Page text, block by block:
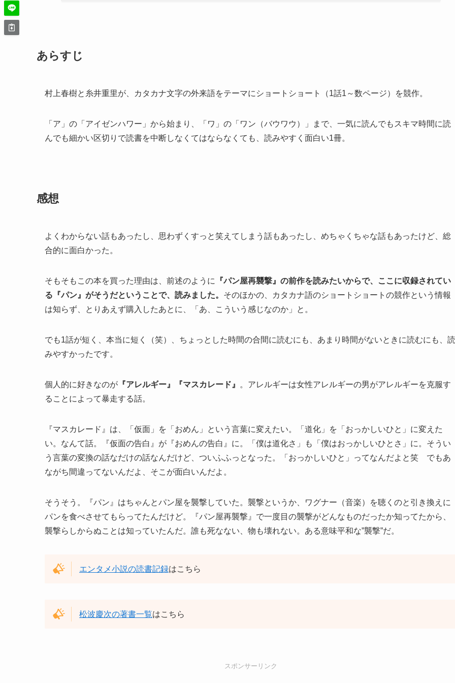
あらすじ
村上春樹と糸井重里が、カタカナ文字の外来語をテーマにショートショート（1話1～数ページ）を競作。
「ア」の「アイゼンハワー」から始まり、「ワ」の「ワン（バウワウ）」まで、一気に読んでもスキマ時間に読
んでも細かい区切りで読書を中断しなくてはならなくても、読みやすく面白い1冊。
感想
よくわからない話もあったし、思わずくすっと笑えてしまう話もあったし、めちゃくちゃな話もあったけど、総
合的に面白かった。
そもそもこの本を買った理由は、前述のように
『パン屋再襲撃』の前作を読みたいからで、ここに収録されてい
る『パン』がそうだということで、読みました。 そのほかの、カタカナ語のショートショートの競作という情報
は知らず、とりあえず購入したあとに、「あ、こういう感じなのか」と。
でも1話が短く、本当に短く（笑）、ちょっとした時間の合間に読むにも、あまり時間がないときに読むにも、読
みやすかったです。
個人的に好きなのが 『アレルギー』『マスカレード』
。アレルギーは女性アレルギーの男がアレルギーを克服す
ることによって暴走する話。
『マスカレード』は、「仮面」を「おめん」という言葉に変えたい。「道化」を「おっかしいひと」に変えた
い。なんて話。『仮面の告白』が『おめんの告白』に。「僕は道化さ」も「僕はおっかしいひとさ」に。そうい
う言葉の変換の話なだけの話なんだけど、ついふふっとなった。「おっかしいひと」ってなんだよと笑 でもあ
ながち間違ってないんだよ、そこが面白いんだよ。
そうそう。『パン』はちゃんとパン屋を襲撃していた。襲撃というか、ワグナー（音楽）を聴くのと引き換えに
パンを食べさせてもらってたんだけど。『パン屋再襲撃』で一度目の襲撃がどんなものだったか知ってたから、
襲撃らしからぬことは知っていたんだ。誰も死なない、物も壊れない。ある意味平和な”襲撃”だ。
エンタメ小説の読書記録はこちら
松波慶次の著書一覧はこちら
スポンサーリンク